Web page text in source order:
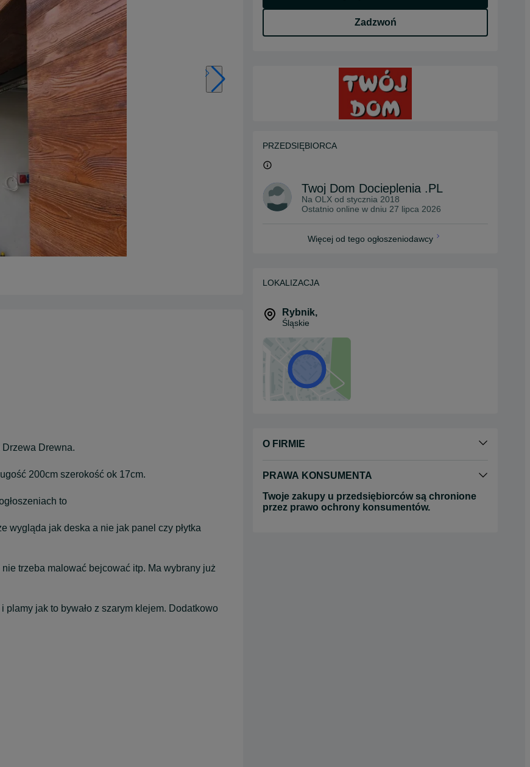
Drewna.
200cm szerokość ok 17cm.
to
wygląda jak deska a nie jak panel czy płytka
trzeba malować bejcować itp. Ma wybrany już
jak to bywało z szarym klejem. Dodatkowo
Zadzwoń
PRZEDSIĘBIORCA
Twoj Dom Docieplenia .PL
Na OLX od stycznia 2018
Ostatnio online w dniu 27 lipca 2026
Więcej od tego ogłoszeniodawcy
LOKALIZACJA
Rybnik,
Śląskie
O FIRMIE
PRAWA KONSUMENTA
Twoje zakupy u przedsiębiorców są chronione
przez prawo ochrony konsumentów.